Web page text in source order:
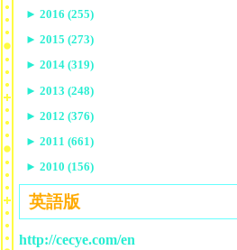
► 2016 (255)
► 2015 (273)
► 2014 (319)
► 2013 (248)
► 2012 (376)
► 2011 (661)
► 2010 (156)
英語版
http://cecye.com/en